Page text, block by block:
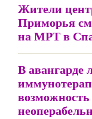
Жители
Приморья
на МРТ в
В авангарде